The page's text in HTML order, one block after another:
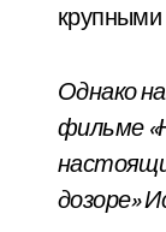
крупными
Однако
фильме
дозоре»